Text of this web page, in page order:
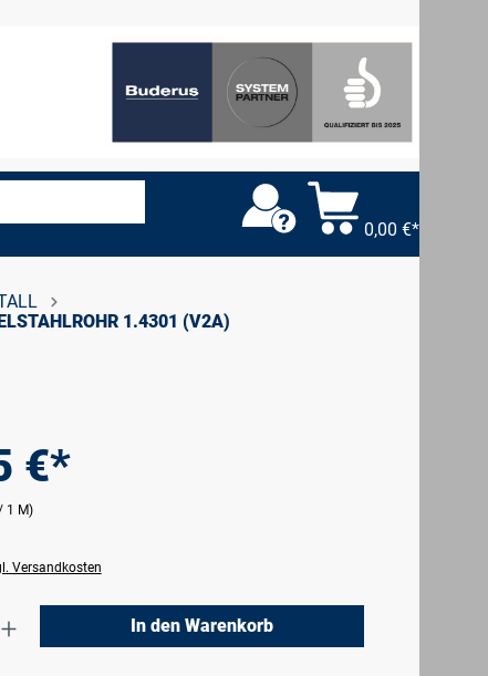
0,00 €*
1.4301 (V2A)
€*
1 M)
Versandkosten
Gib den gewünschten Wert ein
In den Warenkorb